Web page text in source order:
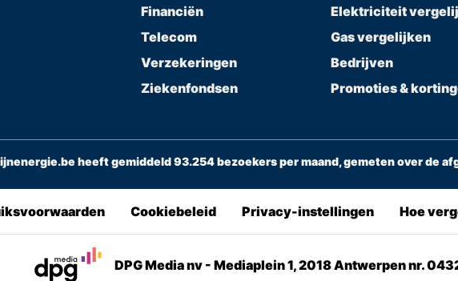
Financiën
Telecom
Verzekeringen
Ziekenfondsen
Elektriciteit
Gas vergelijken
Bedrijven
Promoties &
heeft gemiddeld 93.254 bezoekers per maand, gemeten over de
Cookiebeleid Privacy-instellingen Hoe
DPG Media nv - Mediaplein 1, 2018 Antwerpen nr.